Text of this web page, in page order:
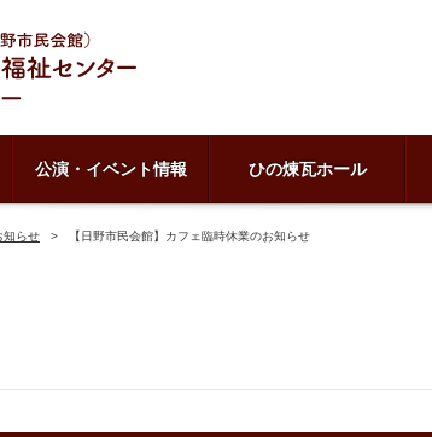
公演・イベント情報 ひの煉瓦ホール
知らせ 【日野市民会館】カフェ臨時休業のお知らせ